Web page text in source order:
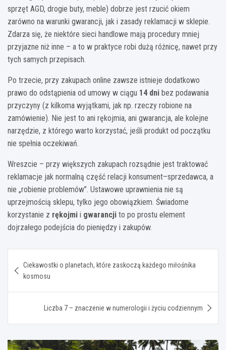
sprzęt AGD, drogie buty, meble) dobrze jest rzucić okiem
zarówno na warunki gwarancji, jak i zasady reklamacji w sklepie.
Zdarza się, że niektóre sieci handlowe mają procedury mniej
przyjazne niż inne – a to w praktyce robi dużą różnicę, nawet przy
tych samych przepisach.
Po trzecie, przy zakupach online zawsze istnieje dodatkowo
prawo do odstąpienia od umowy w ciągu 14 dni bez podawania
przyczyny (z kilkoma wyjątkami, jak np. rzeczy robione na
zamówienie). Nie jest to ani rękojmia, ani gwarancja, ale kolejne
narzędzie, z którego warto korzystać, jeśli produkt od początku
nie spełnia oczekiwań.
Wreszcie – przy większych zakupach rozsądnie jest traktować
reklamacje jak normalną część relacji konsument–sprzedawca, a
nie „robienie problemów”. Ustawowe uprawnienia nie są
uprzejmością sklepu, tylko jego obowiązkiem. Świadome
korzystanie z rękojmi i gwarancji to po prostu element
dojrzałego podejścia do pieniędzy i zakupów.
wpisu
Ciekawostki o planetach, które zaskoczą każdego miłośnika
kosmosu
Liczba 7 – znaczenie w numerologii i życiu codziennym